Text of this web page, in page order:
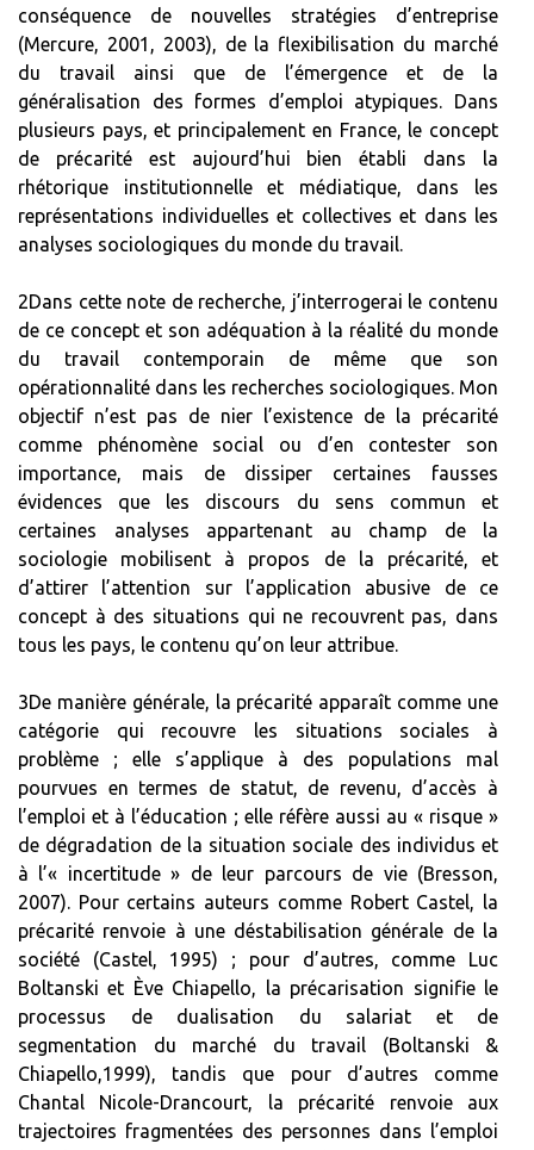
conséquence de nouvelles stratégies d’entreprise
(Mercure, 2001, 2003), de la flexibilisation du marché
du travail ainsi que de l’émergence et de la
généralisation des formes d’emploi atypiques. Dans
plusieurs pays, et principalement en France, le concept
de précarité est aujourd’hui bien établi dans la
rhétorique institutionnelle et médiatique, dans les
représentations individuelles et collectives et dans les
analyses sociologiques du monde du travail.
2Dans cette note de recherche, j’interrogerai le contenu
de ce concept et son adéquation à la réalité du monde
du travail contemporain de même que son
opérationnalité dans les recherches sociologiques. Mon
objectif n’est pas de nier l’existence de la précarité
comme phénomène social ou d’en contester son
importance, mais de dissiper certaines fausses
évidences que les discours du sens commun et
certaines analyses appartenant au champ de la
sociologie mobilisent à propos de la précarité, et
d’attirer l’attention sur l’application abusive de ce
concept à des situations qui ne recouvrent pas, dans
tous les pays, le contenu qu’on leur attribue.
3De manière générale, la précarité apparaît comme une
catégorie qui recouvre les situations sociales à
problème ; elle s’applique à des populations mal
pourvues en termes de statut, de revenu, d’accès à
l’emploi et à l’éducation ; elle réfère aussi au « risque »
de dégradation de la situation sociale des individus et
à l’« incertitude » de leur parcours de vie (Bresson,
2007). Pour certains auteurs comme Robert Castel, la
précarité renvoie à une déstabilisation générale de la
société (Castel, 1995) ; pour d’autres, comme Luc
Boltanski et Ève Chiapello, la précarisation signifie le
processus de dualisation du salariat et de
segmentation du marché du travail (Boltanski &
Chiapello,1999), tandis que pour d’autres comme
Chantal Nicole-Drancourt, la précarité renvoie aux
trajectoires fragmentées des personnes dans l’emploi